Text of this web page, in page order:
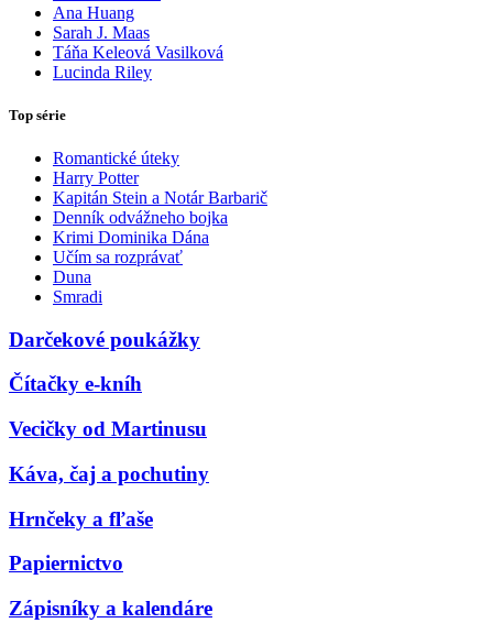
Ana Huang
Sarah J. Maas
Táňa Keleová Vasilková
Lucinda Riley
Top série
Romantické úteky
Harry Potter
Kapitán Stein a Notár Barbarič
Denník odvážneho bojka
Krimi Dominika Dána
Učím sa rozprávať
Duna
Smradi
Darčekové poukážky
Čítačky e-kníh
Vecičky od Martinusu
Káva, čaj a pochutiny
Hrnčeky a fľaše
Papiernictvo
Zápisníky a kalendáre